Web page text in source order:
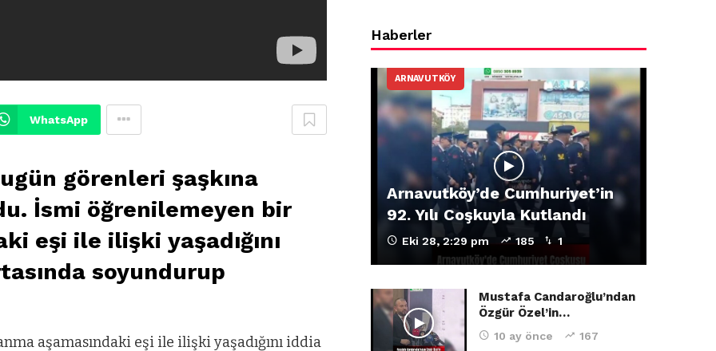
WhatsApp
görenleri şaşkına
İsmi öğrenilemeyen bir
eşi ile ilişki yaşadığını
soyundurup
aşamasındaki eşi ile ilişki yaşadığını iddia
Haberler
ARNAVUTKÖY
Arnavutköy’de Cumhuriyet’in
92. Yılı Coşkuyla Kutlandı
Eki 28, 2:29 pm 185 1
Mustafa Candaroğlu’ndan
Özgür Özel’in…
10 ay önce 167